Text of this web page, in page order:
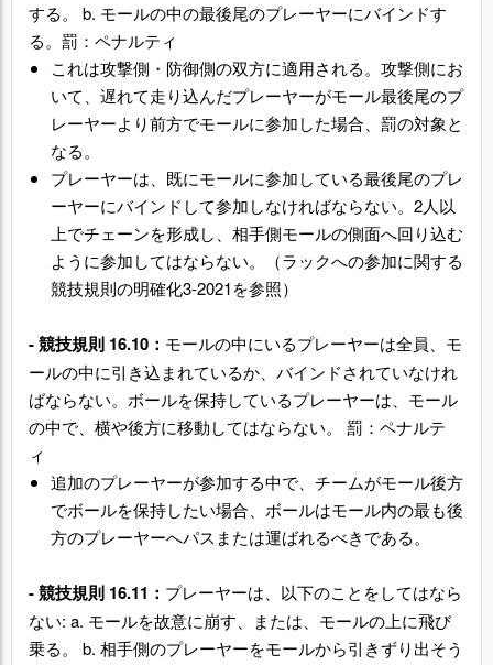
する。 b. モールの中の最後尾のプレーヤーにバインドす
る。罰：ペナルティ
これは攻撃側・防御側の双方に適用される。攻撃側にお
いて、遅れて走り込んだプレーヤーがモール最後尾のプ
レーヤーより前方でモールに参加した場合、罰の対象と
なる。
プレーヤーは、既にモールに参加している最後尾のプレ
ーヤーにバインドして参加しなければならない。2人以
上でチェーンを形成し、相手側モールの側面へ回り込む
ように参加してはならない。（ラックへの参加に関する
競技規則の明確化3-2021を参照）
-競技規則 16.10： モールの中にいるプレーヤーは全員、モ
ールの中に引き込まれているか、バインドされていなけれ
ばならない。ボールを保持しているプレーヤーは、モール
の中で、横や後方に移動してはならない。 罰：ペナルテ
ィ
追加のプレーヤーが参加する中で、チームがモール後方
でボールを保持したい場合、ボールはモール内の最も後
方のプレーヤーへパスまたは運ばれるべきである。
-競技規則 16.11： プレーヤーは、以下のことをしてはなら
ない: a. モールを故意に崩す、または、モールの上に飛び
乗る。 b. 相手側のプレーヤーをモールから引きずり出そう